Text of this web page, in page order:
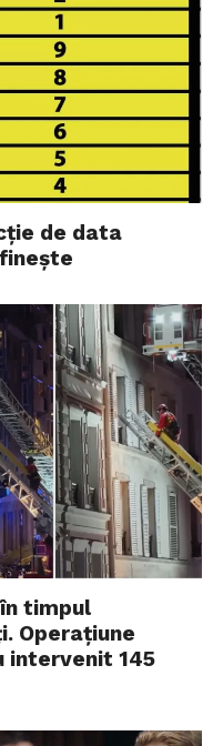
de data
timpul
Operațiune
intervenit 145